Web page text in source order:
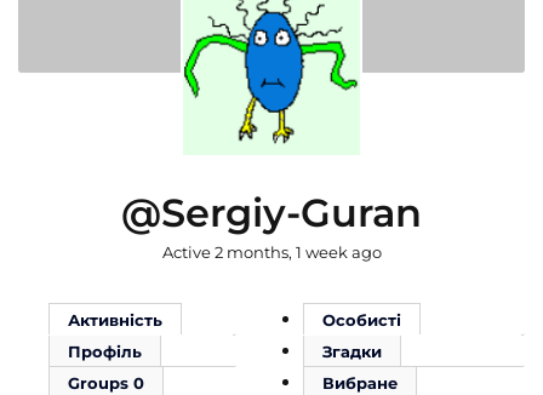
@sergiy-Guran
Active 2 months, 1 week ago
Активність
Профіль
Groups 0
Особисті
Згадки
Вибране